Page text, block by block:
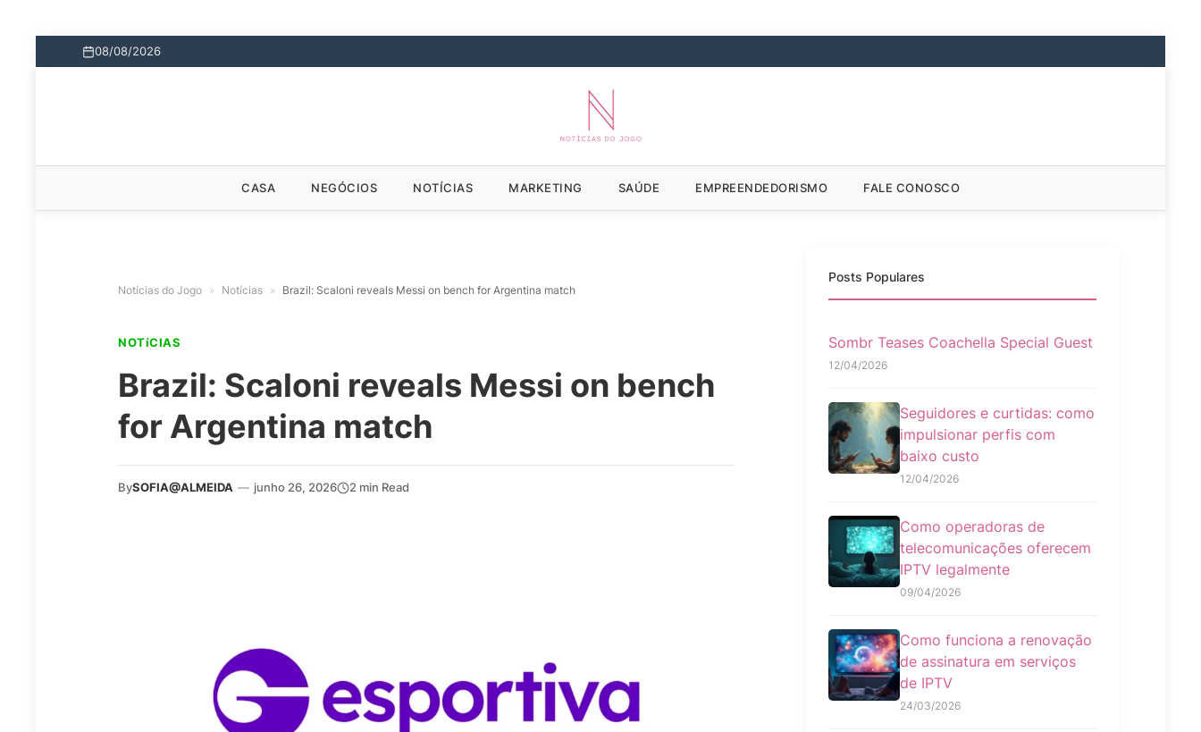
08/08/2026
CASA NEGÓCIOS NOTÍCIAS MARKETING SAÚDE EMPREENDEDORISMO FALE CONOSCO
Notícias do Jogo » Notícias » Brazil: Scaloni reveals Messi on bench for Argentina match
NOTíCIAS
Brazil: Scaloni reveals Messi on bench
for Argentina match
BySOFIA@ALMEIDA — junho 26, 2026 2 min Read
Posts Populares
Sombr Teases Coachella Special Guest
12/04/2026
Seguidores e curtidas: como
impulsionar perfis com
baixo custo
12/04/2026
Como operadoras de
telecomunicações oferecem
IPTV legalmente
09/04/2026
Como funciona a renovação
de assinatura em serviços
de IPTV
24/03/2026